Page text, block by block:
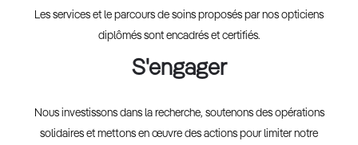
Les services et le parcours de soins proposés par nos opticiens
diplômés sont encadrés et certifiés.
S'engager
Nous investissons dans la recherche, soutenons des opérations
solidaires et mettons en œuvre des actions pour limiter notre